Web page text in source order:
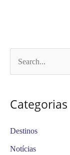
u
i
Categorias
Destinos
Notícias